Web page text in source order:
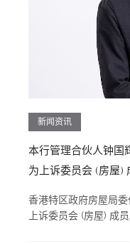
新闻资讯
本行管理合伙人钟国
为上诉委员会 (房屋)
香港特区政府房屋局
上诉委员会 (房屋) 成员